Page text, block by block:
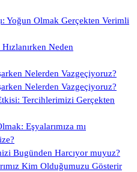
Yoğun Olmak Gerçekten Verimli
Hızlanırken Neden
Nelerden Vazgeçiyoruz?
Nelerden Vazgeçiyoruz?
Tercihlerimizi Gerçekten
Eşyalarımıza mı
Bugünden Harcıyor muyuz?
Kim Olduğumuzu Gösterir